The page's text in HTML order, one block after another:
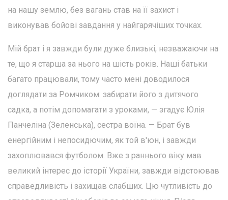
на нашу землю, без вагань став на її захист і
виконував бойові завдання у найгарячіших точках.
Мій брат і я завжди були дуже близькі, незважаючи на
те, що я старша за нього на шість років. Наші батьки
багато працювали, тому часто мені доводилося
доглядати за Ромчиком: забирати його з дитячого
садка, а потім допомагати з уроками, — згадує Юлія
Панчеліна (Зеленська), сестра воїна. — Брат був
енергійним і непосидючим, як той в'юн, і завжди
захоплювався футболом. Вже з раннього віку мав
великий інтерес до історії України, завжди відстоював
справедливість і захищав слабших. Цю чутливість до